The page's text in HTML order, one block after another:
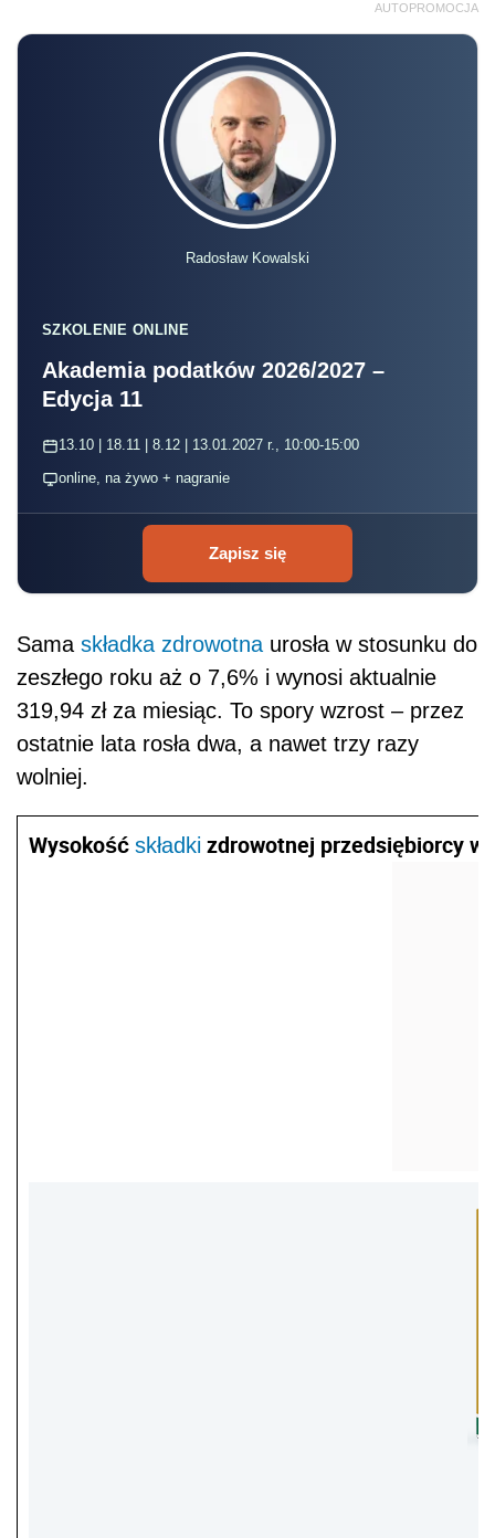
AUTOPROMOCJA
Radosław Kowalski
SZKOLENIE ONLINE
Akademia podatków 2026/2027 –
Edycja 11
13.10 | 18.11 | 8.12 | 13.01.2027 r., 10:00-15:00
online, na żywo + nagranie
Zapisz się
Sama składka zdrowotnaurosła w stosunku do
zeszłego roku aż o 7,6% i wynosi aktualnie
319,94 zł za miesiąc. To spory wzrost – przez
ostatnie lata rosła dwa, a nawet trzy razy
wolniej.
Wysokość składki zdrowotnej przedsiębiorcy w